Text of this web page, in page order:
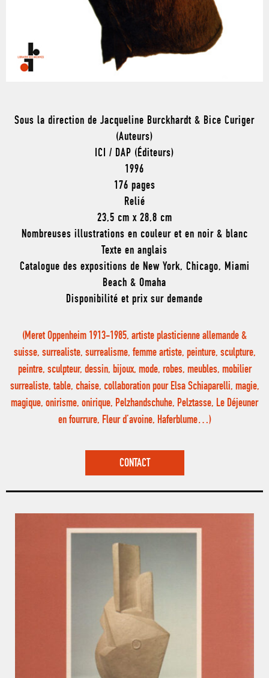
Sous la direction de Jacqueline Burckhardt & Bice Curiger
(Auteurs)
ICI / DAP (Éditeurs)
1996
176 pages
Relié
23,5 cm x 28,8 cm
Nombreuses illustrations en couleur et en noir & blanc
Texte en anglais
Catalogue des expositions de New York, Chicago, Miami
Beach & Omaha
Disponibilité et prix sur demande
(Meret Oppenheim 1913-1985, artiste plasticienne allemande &
suisse, surrealiste, surrealisme, femme artiste, peinture, sculpture,
peintre, sculpteur, dessin, bijoux, mode, robes, meubles, mobilier
surrealiste, table, chaise, collaboration pour Elsa Schiaparelli, magie,
magique, onirisme, onirique, Pelzhandschuhe, Pelztasse, Le Déjeuner
en fourrure, Fleur d’avoine, Haferblume…)
CONTACT